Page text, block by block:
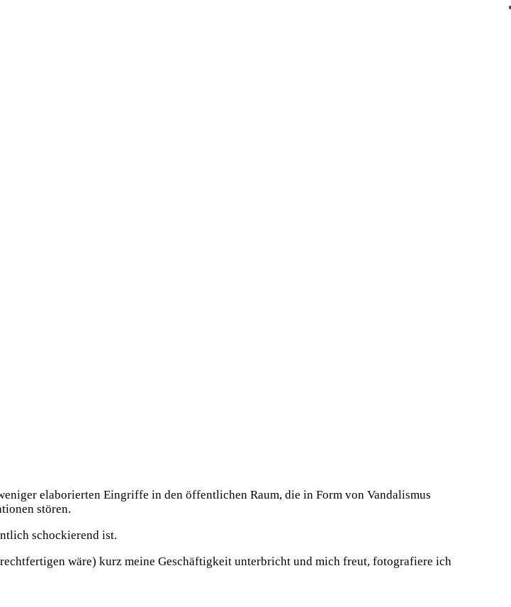
elaborierten Eingriffe in den öffentlichen Raum, die in Form von Vandalismus
stören.
schockierend ist.
wäre) kurz meine Geschäftigkeit unterbricht und mich freut, fotografiere ich